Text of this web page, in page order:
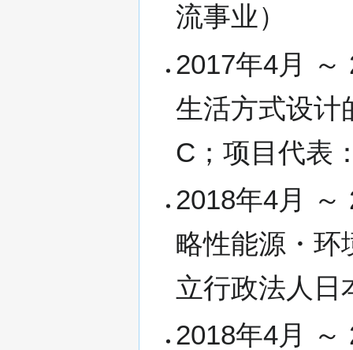
流事业）
2017年4月
生活方式设
C；项目代表
2018年4月
略性能源・
立行政法人日
2018年4月